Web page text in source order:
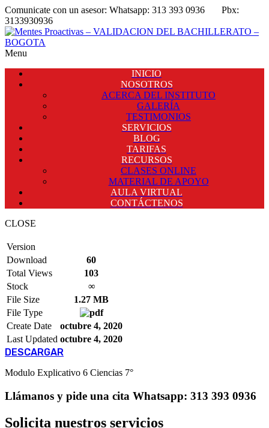
Comunicate con un asesor: Whatsapp: 313 393 0936 Pbx:
3133930936
Menu
INICIO
NOSOTROS
ACERCA DEL INSTITUTO
GALERÍA
TESTIMONIOS
SERVICIOS
BLOG
TARIFAS
RECURSOS
CLASES ONLINE
MATERIAL DE APOYO
AULA VIRTUAL
CONTÁCTENOS
CLOSE
Version
Download
60
Total Views
103
Stock
∞
File Size
1.27 MB
File Type
Create Date
octubre 4, 2020
Last Updated octubre 4, 2020
DESCARGAR
Modulo Explicativo 6 Ciencias 7°
Llámanos y pide una cita Whatsapp: 313 393 0936
Solicita nuestros servicios